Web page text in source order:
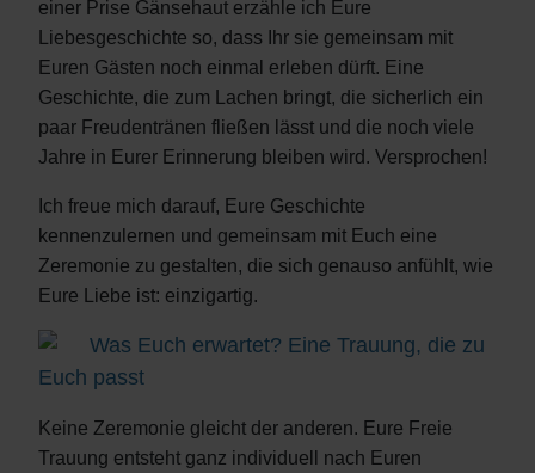
einer Prise Gänsehaut erzähle ich Eure
Liebesgeschichte so, dass Ihr sie gemeinsam mit
Euren Gästen noch einmal erleben dürft. Eine
Geschichte, die zum Lachen bringt, die sicherlich ein
paar Freudentränen fließen lässt und die noch viele
Jahre in Eurer Erinnerung bleiben wird. Versprochen!
Ich freue mich darauf, Eure Geschichte
kennenzulernen und gemeinsam mit Euch eine
Zeremonie zu gestalten, die sich genauso anfühlt, wie
Eure Liebe ist: einzigartig.
Was Euch erwartet? Eine Trauung, die zu
Euch passt
Keine Zeremonie gleicht der anderen. Eure Freie
Trauung entsteht ganz individuell nach Euren